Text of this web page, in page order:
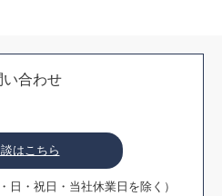
い合わせ
はこちら
日・祝日・当社休業日を除く）